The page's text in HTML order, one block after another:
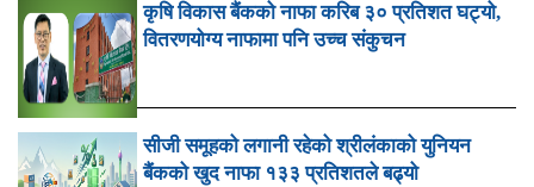
कृषि विकास बैंकको नाफा करिब ३० प्रतिशत घट्यो,
वितरणयोग्य नाफामा पनि उच्च संकुचन
सीजी समूहको लगानी रहेको श्रीलंकाको युनियन
बैंकको खुद नाफा १३३ प्रतिशतले बढ्यो